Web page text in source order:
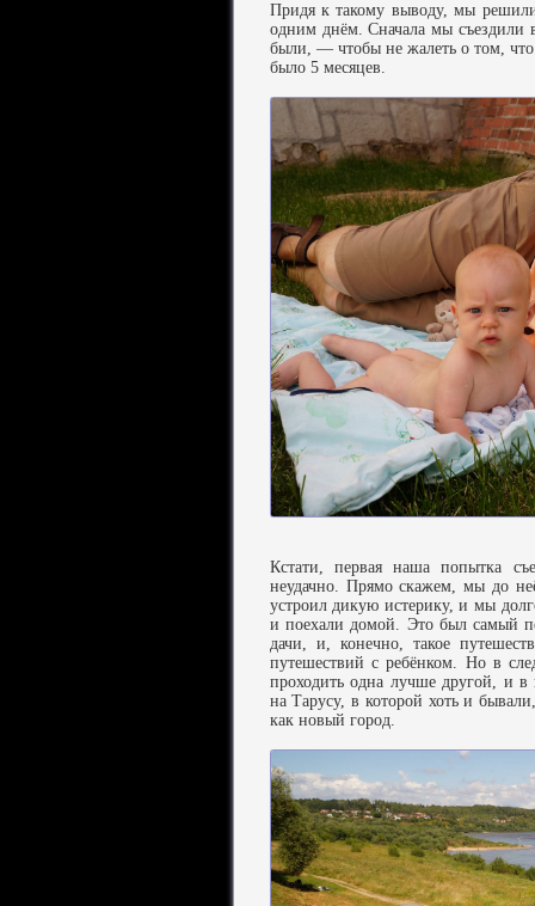
Придя к такому выводу, мы
одним днём. Сначала мы съездили
были, — чтобы не жалеть о том,
было 5 месяцев.
Кстати, первая наша попытка
неудачно. Прямо скажем, мы до
устроил дикую истерику, и мы
и поехали домой. Это был самый
дачи, и, конечно, такое
путешествий с ребёнком. Но в
проходить одна лучше другой, и
на Тарусу, в которой хоть и
как новый город.